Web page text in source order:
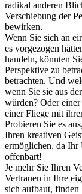
radikal anderen
Verschiebung der
bewirken.
Wenn Sie sich an
es vorgezogen
handeln, könnten
Perspektive zu
betrachten. Und
wenn Sie sie aus
würden? Oder
einer Fliege mit
Probieren Sie es
Ihren kreativen
ermöglichen, da Ihr
offenbart!
Je mehr Sie Ihren
Vertrauen in Ihre
sich aufbaut, finden